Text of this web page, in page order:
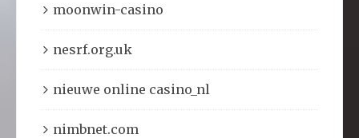
moonwin-casino
nesrf.org.uk
nieuwe online casino_nl
nimbnet.com